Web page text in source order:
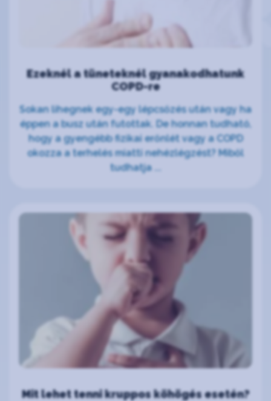
Ezeknél a tüneteknél gyanakodhatunk
COPD-re
Sokan lihegnek egy-egy lépcsőzés után vagy ha
éppen a busz után futottak. De honnan tudható,
hogy a gyengébb fizikai erőnlét vagy a COPD
okozza a terhelés miatti nehézlégzést? Miből
tudhatja ...
Mit lehet tenni kruppos köhögés esetén?